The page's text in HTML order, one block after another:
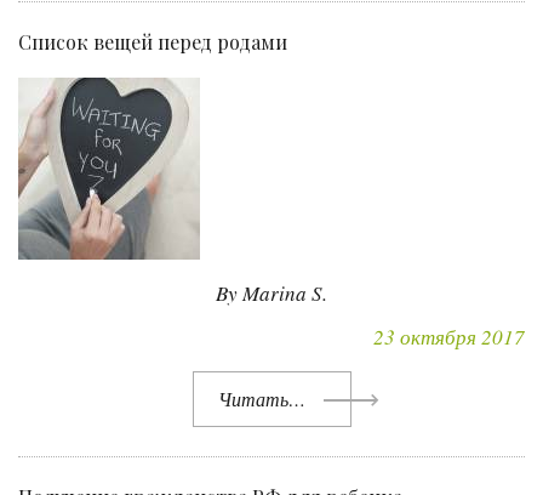
Список вещей перед родами
By Marina S.
23 октября 2017
Читать…